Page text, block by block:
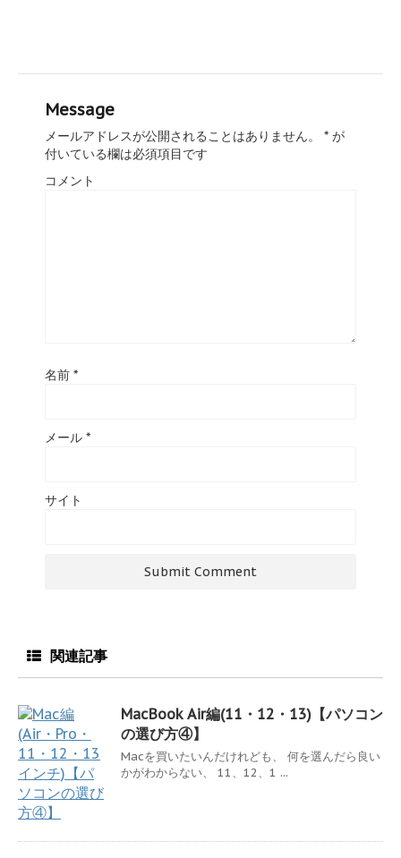
Message
メールアドレスが公開されることはありません。 * が
付いている欄は必須項目です
コメント
名前 *
メール *
サイト
関連記事
MacBook Air編(11・12・13)【パソコン
の選び方④】
Macを買いたいんだけれども、 何を選んだら良い
かがわからない、 11、12、1 ...